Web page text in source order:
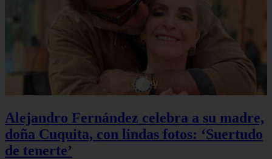
Alejandro Fernández celebra a su madre,
doña Cuquita, con lindas fotos: ‘Suertudo
de tenerte’